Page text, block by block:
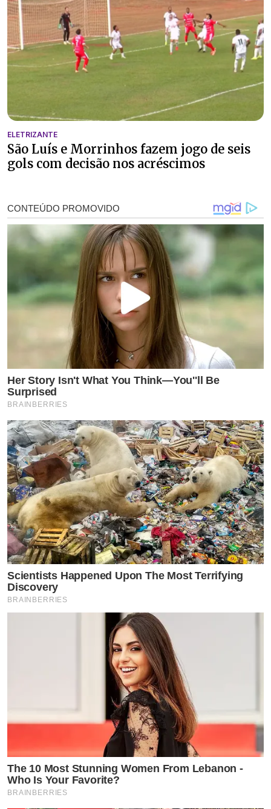
ELETRIZANTE
São Luís e Morrinhos fazem jogo de seis
gols com decisão nos acréscimos